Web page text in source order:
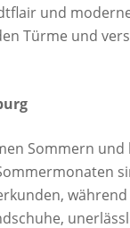
und
Türme und
Sommern